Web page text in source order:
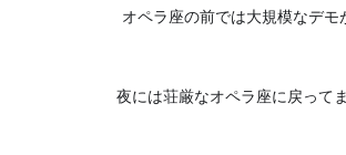
オペラ座の前では大規模なデモ
夜には荘厳なオペラ座に戻って